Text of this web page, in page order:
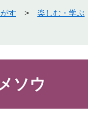
す > 楽しむ・学ぶ
ソウ